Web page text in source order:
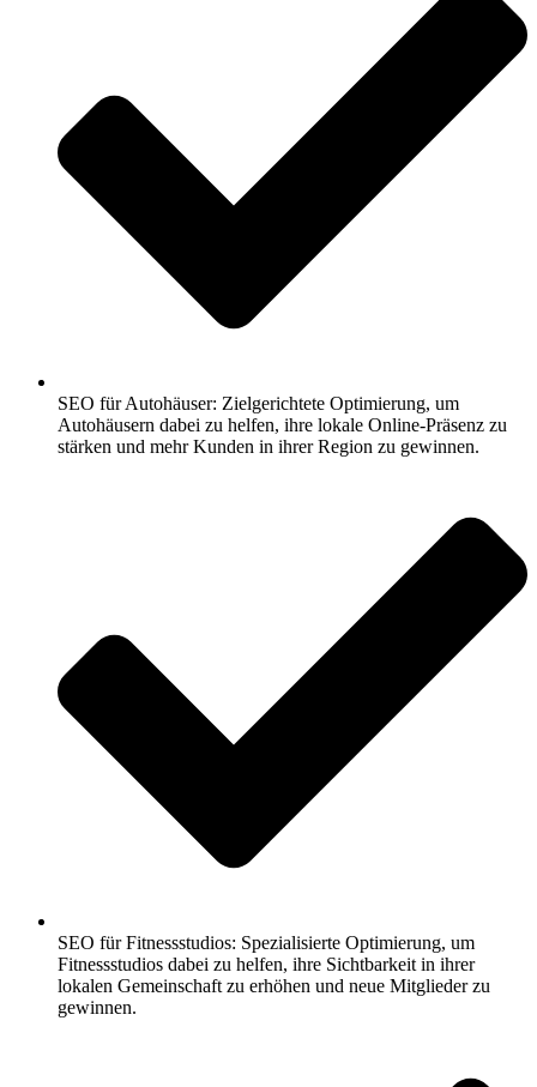
SEO für Autohäuser: Zielgerichtete Optimierung, um
Autohäusern dabei zu helfen, ihre lokale Online-Präsenz zu
stärken und mehr Kunden in ihrer Region zu gewinnen.
SEO für Fitnessstudios: Spezialisierte Optimierung, um
Fitnessstudios dabei zu helfen, ihre Sichtbarkeit in ihrer
lokalen Gemeinschaft zu erhöhen und neue Mitglieder zu
gewinnen.